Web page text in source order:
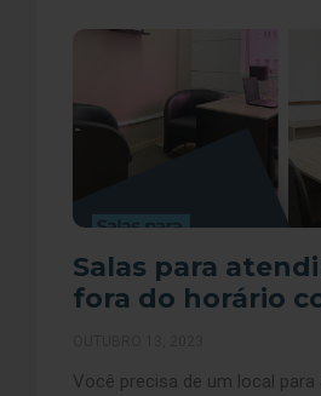
Salas para
fora do horário
Você precisa de um local